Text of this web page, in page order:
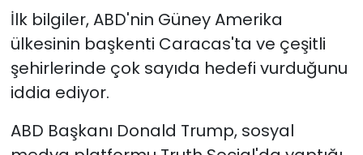
İlk bilgiler, ABD'nin Güney Amerika
ülkesinin başkenti Caracas'ta ve çeşitli
şehirlerinde çok sayıda hedefi vurduğunu
iddia ediyor.
ABD Başkanı Donald Trump, sosyal